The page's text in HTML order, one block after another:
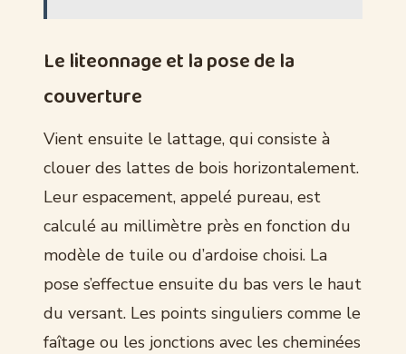
Le liteonnage et la pose de la
couverture
Vient ensuite le lattage, qui consiste à
clouer des lattes de bois horizontalement.
Leur espacement, appelé pureau, est
calculé au millimètre près en fonction du
modèle de tuile ou d’ardoise choisi. La
pose s’effectue ensuite du bas vers le haut
du versant. Les points singuliers comme le
faîtage ou les jonctions avec les cheminées